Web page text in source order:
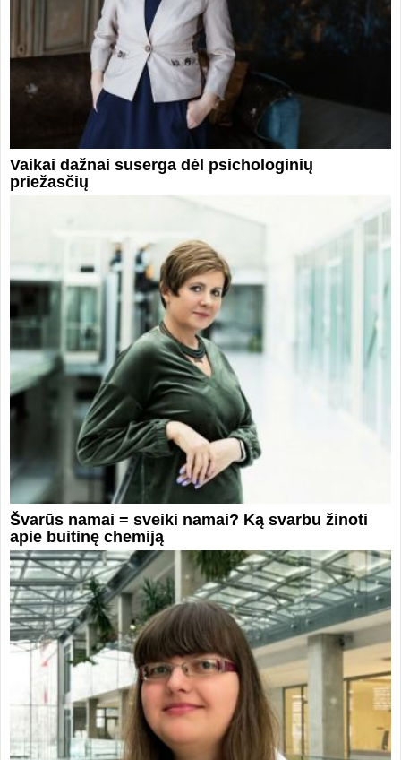
Vaikai dažnai suserga dėl psichologinių
priežasčių
Švarūs namai = sveiki namai? Ką svarbu žinoti
apie buitinę chemiją